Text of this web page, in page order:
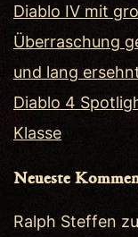
Diablo IV mit
Überraschung
und lang
Diablo 4
Klasse
Neueste
Ralph Steffen zu